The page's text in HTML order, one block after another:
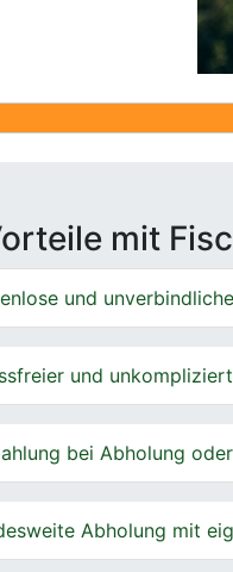
mit
und
und
bei Abholung
Abholung mit